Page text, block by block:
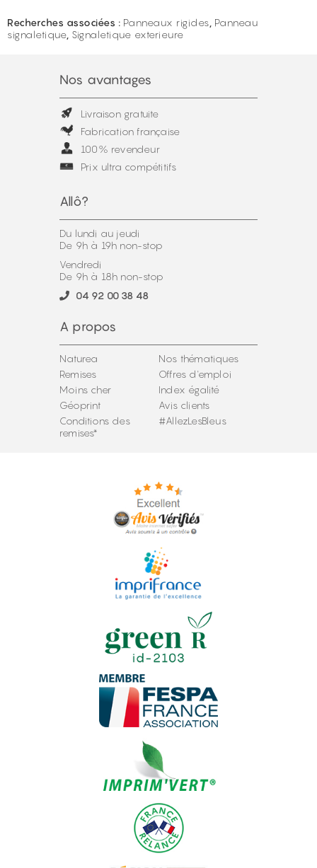
Recherches associées : Panneaux rigides Panneau
signaletique Signaletique exterieure
Nos avantages
Livraison gratuite
Fabrication française
100% revendeur
Prix ultra compétitifs
Allô?
Du lundi au jeudi
De 9h à 19h non-stop
Vendredi
De 9h à 18h non-stop
04 92 00 38 48
A propos
Naturea
Remises
Moins cher
Géoprint
Conditions des
remises*
Nos thématiques
Offres d'emploi
Index égalité
Avis clients
#AllezLesBleus